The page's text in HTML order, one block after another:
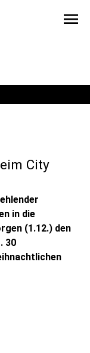
menu
City
in die
(1.12.) den
30